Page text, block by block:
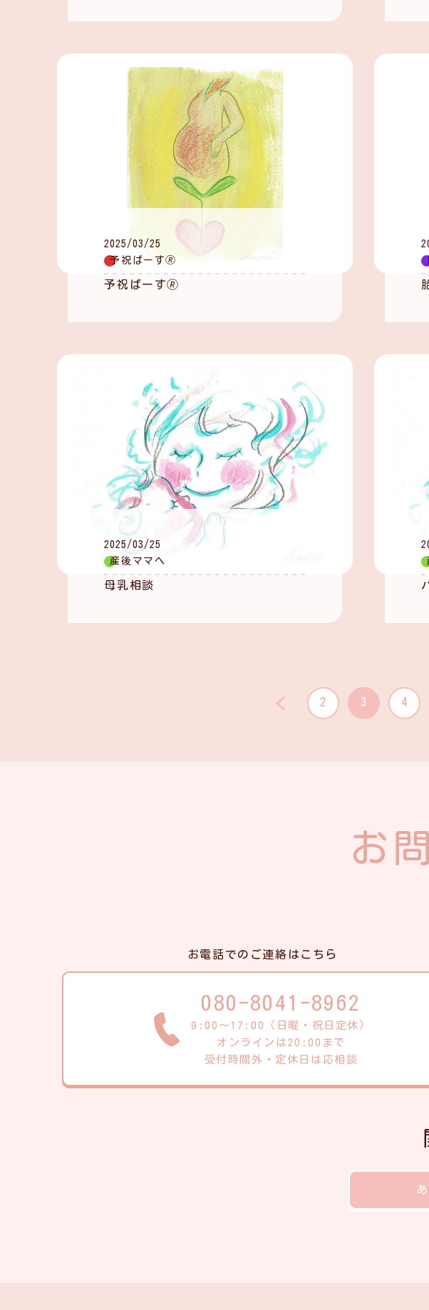
2025/03/25
予祝ばーす🄬
予祝ばーす🄬
2025/03/25
産後ママへ
母乳相談
2 3 4
お
お電話でのご連絡はこちら
080-8041-8962
9:00～17:00（日曜・祝日定休）
オンラインは20:00まで
受付時間外・定休日は応相談